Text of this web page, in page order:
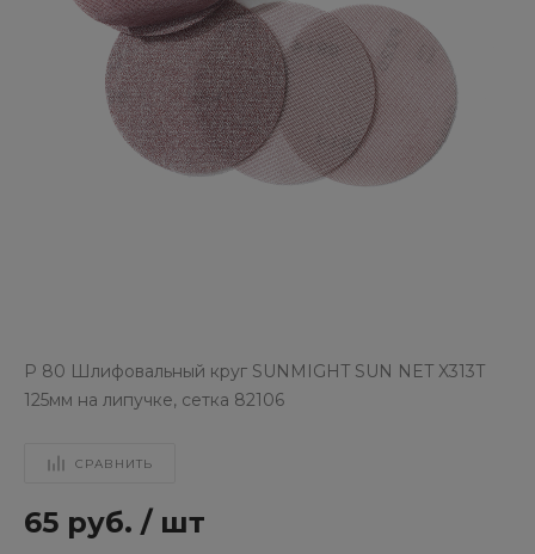
P 80 Шлифовальный круг SUNMIGHT SUN NET X313T
125мм на липучке, сетка 82106
СРАВНИТЬ
65 руб. / шт